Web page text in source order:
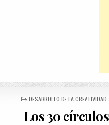
POSTED
DESARROLLO DE LA CREATIVIDAD
Los 30 círculos